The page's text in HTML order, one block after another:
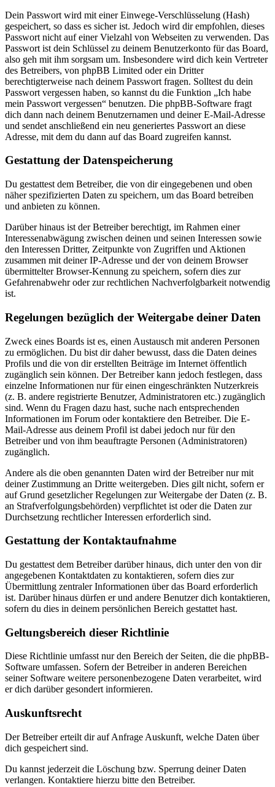
Dein Passwort wird mit einer Einwege-Verschlüsselung (Hash)
gespeichert, so dass es sicher ist. Jedoch wird dir empfohlen, dieses
Passwort nicht auf einer Vielzahl von Webseiten zu verwenden. Das
Passwort ist dein Schlüssel zu deinem Benutzerkonto für das Board,
also geh mit ihm sorgsam um. Insbesondere wird dich kein Vertreter
des Betreibers, von phpBB Limited oder ein Dritter
berechtigterweise nach deinem Passwort fragen. Solltest du dein
Passwort vergessen haben, so kannst du die Funktion „Ich habe
mein Passwort vergessen“ benutzen. Die phpBB-Software fragt
dich dann nach deinem Benutzernamen und deiner E-Mail-Adresse
und sendet anschließend ein neu generiertes Passwort an diese
Adresse, mit dem du dann auf das Board zugreifen kannst.
Gestattung der Datenspeicherung
Du gestattest dem Betreiber, die von dir eingegebenen und oben
näher spezifizierten Daten zu speichern, um das Board betreiben
und anbieten zu können.
Darüber hinaus ist der Betreiber berechtigt, im Rahmen einer
Interessenabwägung zwischen deinen und seinen Interessen sowie
den Interessen Dritter, Zeitpunkte von Zugriffen und Aktionen
zusammen mit deiner IP-Adresse und der von deinem Browser
übermittelter Browser-Kennung zu speichern, sofern dies zur
Gefahrenabwehr oder zur rechtlichen Nachverfolgbarkeit notwendig
ist.
Regelungen bezüglich der Weitergabe deiner Daten
Zweck eines Boards ist es, einen Austausch mit anderen Personen
zu ermöglichen. Du bist dir daher bewusst, dass die Daten deines
Profils und die von dir erstellten Beiträge im Internet öffentlich
zugänglich sein können. Der Betreiber kann jedoch festlegen, dass
einzelne Informationen nur für einen eingeschränkten Nutzerkreis
(z. B. andere registrierte Benutzer, Administratoren etc.) zugänglich
sind. Wenn du Fragen dazu hast, suche nach entsprechenden
Informationen im Forum oder kontaktiere den Betreiber. Die E-
Mail-Adresse aus deinem Profil ist dabei jedoch nur für den
Betreiber und von ihm beauftragte Personen (Administratoren)
zugänglich.
Andere als die oben genannten Daten wird der Betreiber nur mit
deiner Zustimmung an Dritte weitergeben. Dies gilt nicht, sofern er
auf Grund gesetzlicher Regelungen zur Weitergabe der Daten (z. B.
an Strafverfolgungsbehörden) verpflichtet ist oder die Daten zur
Durchsetzung rechtlicher Interessen erforderlich sind.
Gestattung der Kontaktaufnahme
Du gestattest dem Betreiber darüber hinaus, dich unter den von dir
angegebenen Kontaktdaten zu kontaktieren, sofern dies zur
Übermittlung zentraler Informationen über das Board erforderlich
ist. Darüber hinaus dürfen er und andere Benutzer dich kontaktieren,
sofern du dies in deinem persönlichen Bereich gestattet hast.
Geltungsbereich dieser Richtlinie
Diese Richtlinie umfasst nur den Bereich der Seiten, die die phpBB-
Software umfassen. Sofern der Betreiber in anderen Bereichen
seiner Software weitere personenbezogene Daten verarbeitet, wird
er dich darüber gesondert informieren.
Auskunftsrecht
Der Betreiber erteilt dir auf Anfrage Auskunft, welche Daten über
dich gespeichert sind.
Du kannst jederzeit die Löschung bzw. Sperrung deiner Daten
verlangen. Kontaktiere hierzu bitte den Betreiber.